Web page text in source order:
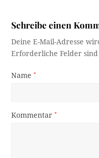
Schreibe einen
Deine E-Mail-Adresse
Erforderliche Felder
Name*
Kommentar*